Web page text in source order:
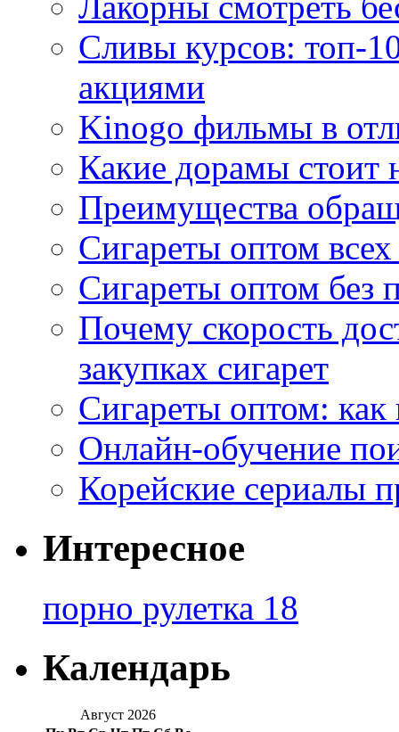
Сливы курсов: топ-
акциями
Kinogo фильмы в
Какие дорамы стоит
Преимущества
Сигареты оптом
Сигареты оптом без
Почему скорость
закупках сигарет
Сигареты оптом:
Онлайн-обучение
Корейские сериалы
Интересное
порно рулетка 18
Календарь
Август 2026